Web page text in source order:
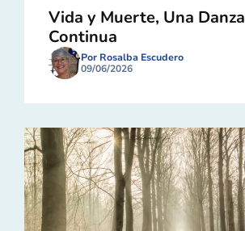
Vida y Muerte, Una Danza
Continua
Por Rosalba Escudero
09/06/2026